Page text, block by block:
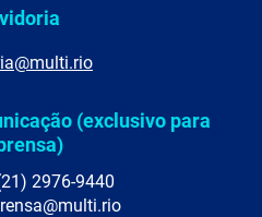
(exclusivo para
2976-9440